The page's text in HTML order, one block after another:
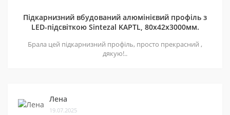
Підкарнизний вбудований алюмінієвий профіль з
LED-підсвіткою Sintezal KAPTL, 80х42x3000мм.
Брала цей підкарнизний профіль, просто прекрасний ,
дякую!..
Лена
19.07.2025